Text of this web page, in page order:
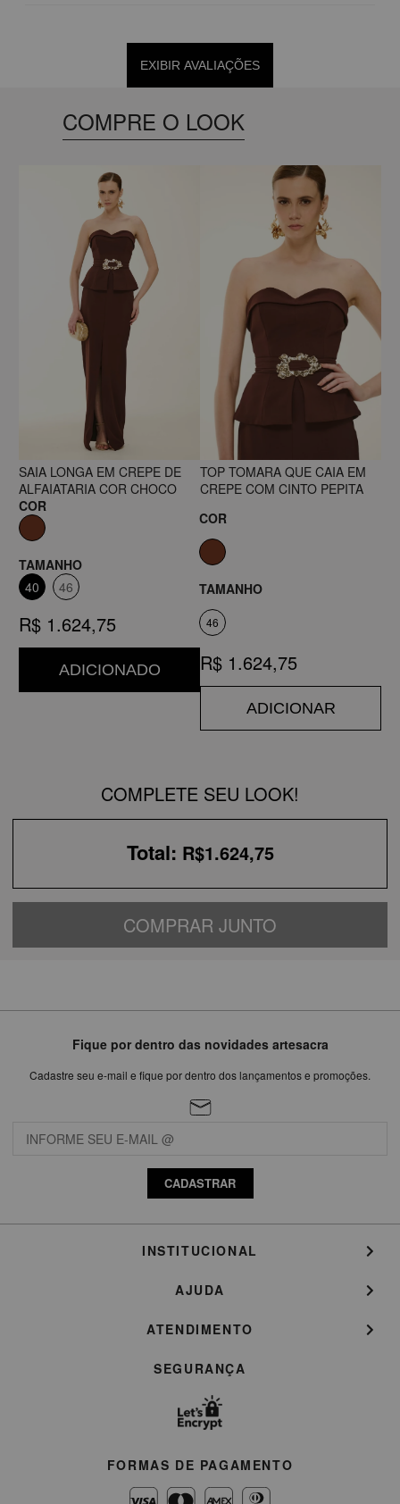
EXIBIR AVALIAÇÕES
COMPRE O LOOK
SAIA LONGA EM CREPE DE
ALFAIATARIA COR CHOCO
COR
TAMANHO
40
46
R$ 1.624,75
ADICIONADO
TOP TOMARA QUE CAIA EM
CREPE COM CINTO PEPITA
COR
TAMANHO
46
R$ 1.624,75
ADICIONAR
COMPLETE SEU LOOK!
Total: R$1.624,75
COMPRAR JUNTO
Fique por dentro das novidades artesacra
Cadastre seu e-mail e fique por dentro dos lançamentos e promoções.
CADASTRAR
INSTITUCIONAL
AJUDA
ATENDIMENTO
SEGURANÇA
FORMAS DE PAGAMENTO